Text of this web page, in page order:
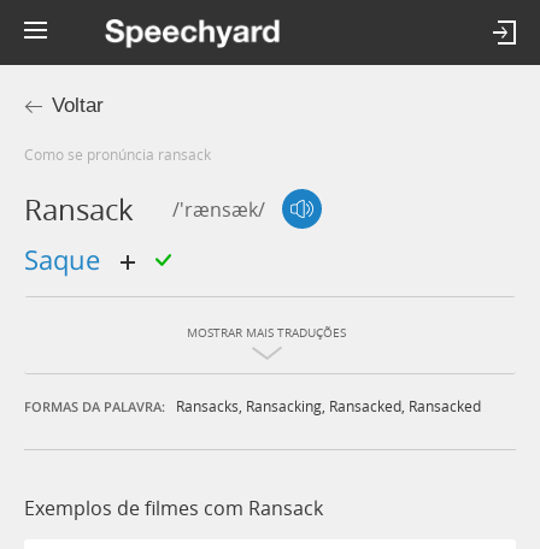
Voltar
Como se pronúncia ransack
Ransack /'rænsæk/
saque
MOSTRAR MAIS TRADUÇÕES
FORMAS DA PALAVRA: Ransacks, Ransacking, Ransacked, Ransacked
Exemplos de filmes com Ransack